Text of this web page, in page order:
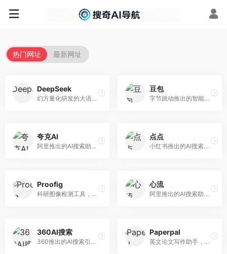
热门网址 最新网址
DeepSeek
幻方量化研发的大语言模型平台，专注于深度推理和代码生成能力。面向开发者、研究人员和技术爱好者，提供强大的逻辑推理和数学计算功能，开源生态完善，API接口友好。
豆包
字节跳动推出的智能对话助手平台，提供文本创作、知识问答、英语学习等多种AI服务。面向普通用户和内容创作者，支持多轮对话和文件解析，免费使用，响应速度快，中文理解能力强。
夸克AI
阿里推出的AI搜索助手，整合搜索与AI功能。面向年轻用户，提供智能搜索、文档处理、学习辅助等服务，与夸克生态深度整合。
点点
小红书推出的AI搜索应用，专注于生活方式内容搜索。面向小红书用户，提供生活攻略、消费决策、内容推荐等服务，生活方式内容丰富。
Proofig
科研图像检测工具，专注于学术图像完整性验证。面向科研人员，提供图像检测、重复分析、报告生成等服务，学术检测专业。
心流
阿里推出的AI搜索助手，专注于智能信息获取。面向普通用户，提供智能搜索、内容整理、知识问答等服务，与阿里生态深度整合。
360AI搜索
360推出的AI搜索引擎，专注于安全智能搜索。面向普通用户，提供智能问答、网页搜索、内容整理等服务，安全防护能力强。
Paperpal
英文论文写作助手，专注于学术英语润色。面向需要发表国际期刊的研究者，提供语法检查、学术表达优化、格式规范等服务，英语表达地道专业。